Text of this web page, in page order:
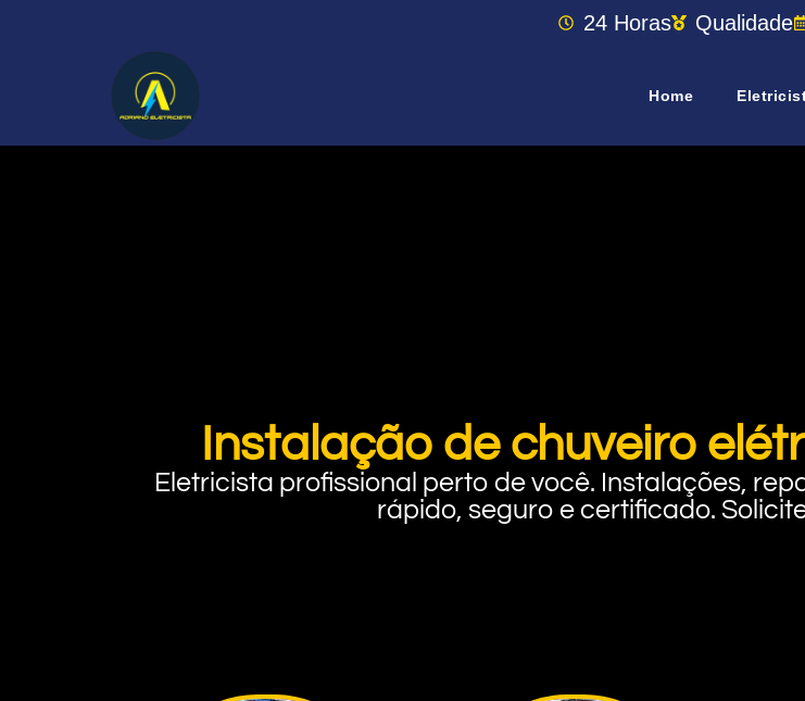
24 Horas Qualidade
Home
Instalação de chuveiro
Eletricista profissional perto de você. Instalações,
rápido, seguro e certificado.